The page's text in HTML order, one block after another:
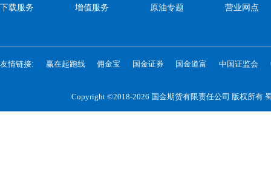
下载服务 增值服务 原油专题 营业网点
友情链接: 赢在起跑线 佣金宝 国金证券 国金道富 中国证监会
Copyright ©2018-2026 国金期货有限责任公司 版权所有